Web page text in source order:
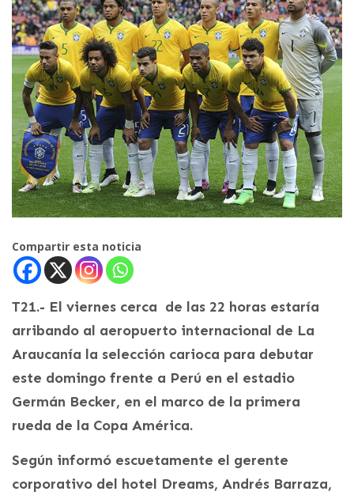
Compartir esta noticia
T21.- El viernes cerca de las 22 horas estaría
arribando al aeropuerto internacional de La
Araucanía la selección carioca para debutar
este domingo frente a Perú en el estadio
Germán Becker, en el marco de la primera
rueda de la Copa América.
Según informó escuetamente el gerente
corporativo del hotel Dreams, Andrés Barraza,